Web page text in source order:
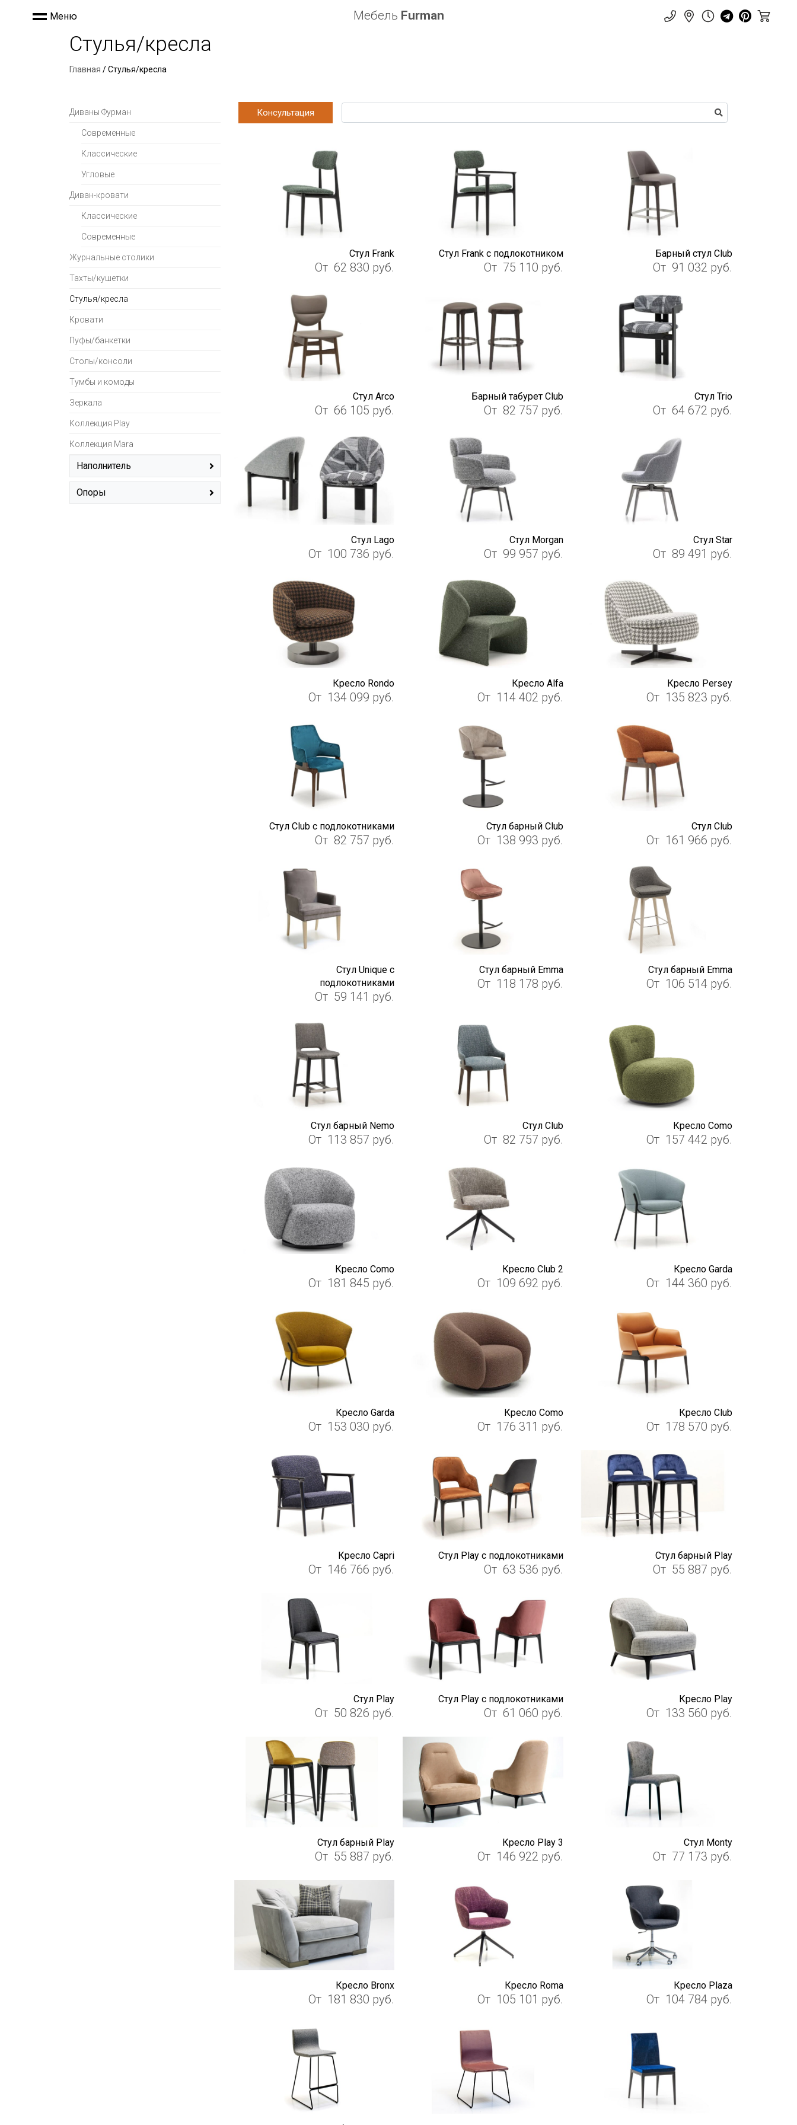
Меню Мебель Furman
Стулья/кресла
Главная / Стулья/кресла
Диваны Фурман
Современные
Классические
Угловые
Диван-кровати
Классические
Современные
Журнальные столики
Тахты/кушетки
Стулья/кресла
Кровати
Пуфы/банкетки
Столы/консоли
Тумбы и комоды
Зеркала
Коллекция Play
Коллекция Mara
Наполнитель
Опоры
Консультация
Стул Frank
От 62 830 руб.
Стул Frank с подлокотником
От 75 110 руб.
Барный стул Club
От 91 032 руб.
Стул Arco
От 66 105 руб.
Барный табурет Club
От 82 757 руб.
Cтул Trio
От 64 672 руб.
Стул Lago
От 100 736 руб.
Стул Morgan
От 99 957 руб.
Стул Star
От 89 491 руб.
Кресло Rondo
От 134 099 руб.
Кресло Alfa
От 114 402 руб.
Кресло Persey
От 135 823 руб.
Стул Club с подлокотниками
От 82 757 руб.
Стул барный Club
От 138 993 руб.
Стул Club
От 161 966 руб.
Стул Unique с
подлокотниками
От 59 141 руб.
Стул барный Emma
От 118 178 руб.
Стул барный Emma
От 106 514руб.
Стул барный Nemo
От 113 857 руб.
Стул Club
От 82 757 руб.
Кресло Como
От 157 442 руб.
Кресло Como
От 181 845 руб.
Кресло Club 2
От 109 692 руб.
Кресло Garda
От 144 360 руб.
Кресло Garda
От 153 030 руб.
Кресло Como
От 176 311 руб.
Кресло Club
От 178 570 руб.
Кресло Capri
От 146 766 руб.
Стул Play с подлокотниками
От 63 536 руб.
Стул барный Play
От 55 887 руб.
Стул Play
От 50 826 руб.
Стул Play с подлокотниками
От 61 060 руб.
Кресло Play
От 133 560 руб.
Стул барный Play
От 55 887 руб.
Кресло Play 3
От 146 922 руб.
Cтул Monty
От 77 173 руб.
Кресло Bronx
От 181 830 руб.
Кресло Roma
От 105 101 руб.
Кресло Plaza
От 104 784руб.